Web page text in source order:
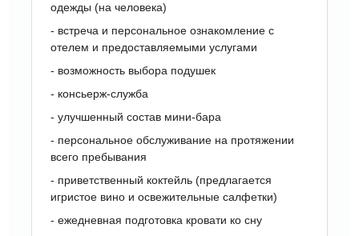
одежды (на человека)
- встреча и персональное ознакомление с
отелем и предоставляемыми услугами
- возможность выбора подушек
- консьерж-служба
- улучшенный состав мини-бара
- персональное обслуживание на протяжении
всего пребывания
- приветственный коктейль (предлагается
игристое вино и освежительные салфетки)
- ежедневная подготовка кровати ко сну